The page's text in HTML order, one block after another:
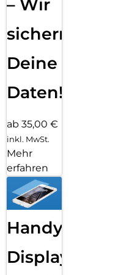
– Wir
sichern
Deine
Daten!
ab 35,00 €
inkl. MwSt.
Mehr
erfahren
Handy
Displayfolie